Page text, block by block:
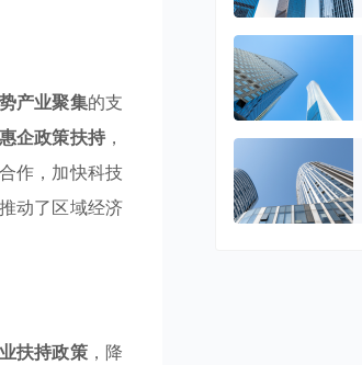
产业聚集的支
惠企政策扶持 ，
作，加快科技
动了区域经济
扶持政策，降